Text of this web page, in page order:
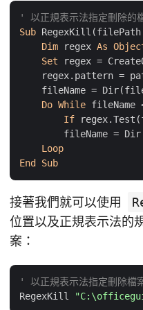
' 以正規表示法指定刪除的
Sub RegexKill(filePath
Dim regex As
Set regex =
regex.pattern =
fileName =
Do While fileName
If
        fileName = Dir
Loop
End Sub
接著我們就可以使用
位置以及正規表示法的
案：
' 以正規表示法指定刪除檔
RegexKill